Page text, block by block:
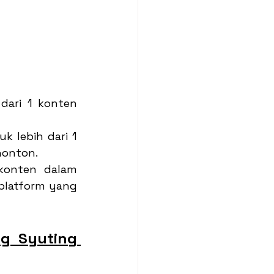
1 konten
lebih dari 1
dalam
yang
Syuting